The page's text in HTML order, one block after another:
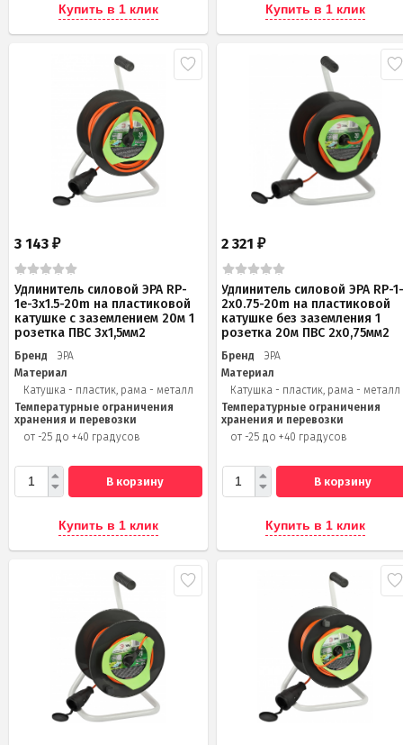
Купить в 1 клик Купить в 1 клик
3 143 ₽
Удлинитель силовой ЭРА RP-
1e-3x1.5-20m на пластиковой
катушке c заземлением 20м 1
розетка ПВС 3х1,5мм2
Бренд
ЭРА
Материал
Катушка - пластик, рама - металл
Температурные ограничения
хранения и перевозки
от -25 до +40 градусов
В корзину
Купить в 1 клик
2 321₽
Удлинитель силовой ЭРА RP-
2x0.75-20m на пластиковой
катушке без заземления 1
розетка 20м ПВС 2х0,75мм2
Бренд
ЭРА
Материал
Катушка - пластик, рама - металл
Температурные ограничения
хранения и перевозки
от -25 до +40 градусов
В корзину
Купить в 1 клик